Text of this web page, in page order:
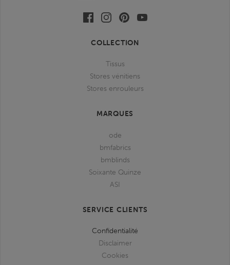
FacebookLinkedinPinterestYoutube
COLLECTION
Tissus
Stores vénitiens
Stores enrouleurs
MARQUES
ode
bmfabrics
bmblinds
Soixante Quinze
ASI
SERVICE CLIENTS
Confidentialité
Disclaimer
Cookies